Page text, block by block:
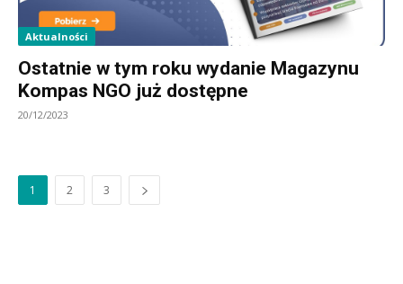
Aktualności
Ostatnie w tym roku wydanie Magazynu
Kompas NGO już dostępne
20/12/2023
1 2 3